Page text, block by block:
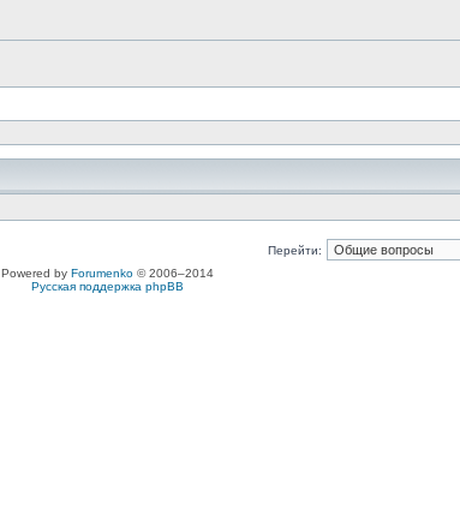
Перейти:
Powered by Forumenko© 2006–2014
Русская поддержка phpBB